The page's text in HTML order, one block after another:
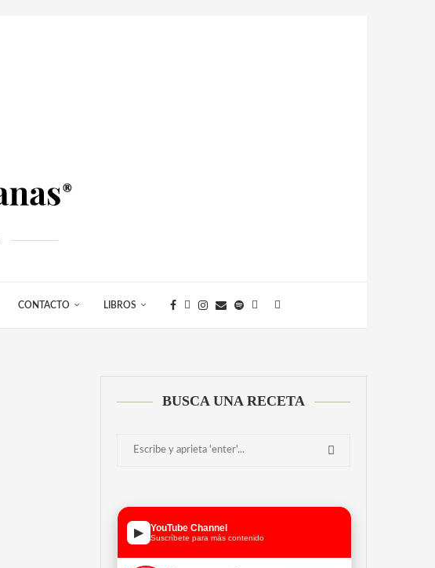
CONTACTO LIBROS
BUSCA UNA RECETA
▶ YouTube Channel
Suscríbete para más contenido